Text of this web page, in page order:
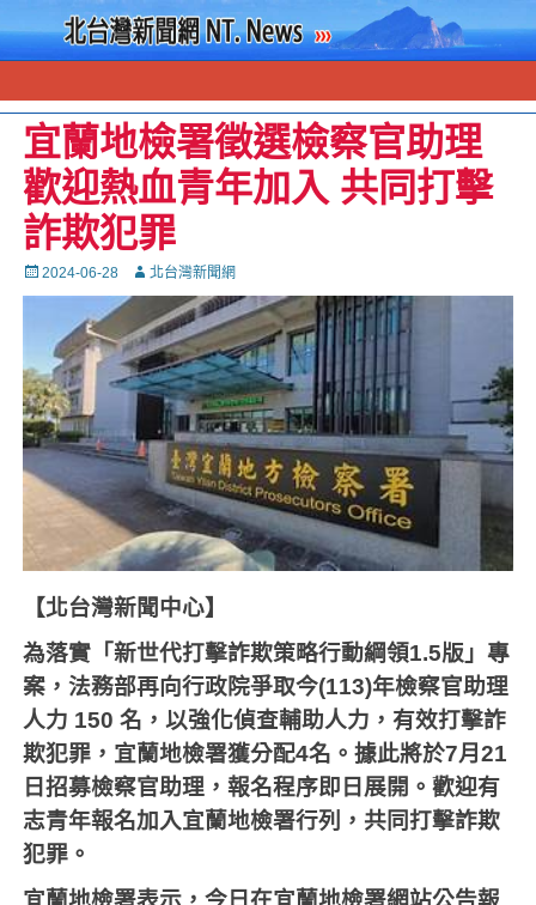
宜蘭地檢署徵選檢察官助理
歡迎熱血青年加入 共同打擊
詐欺犯罪
Posted
on
2024-06-28 Autor北台灣新聞網
【北台灣新聞中心】
為落實「新世代打擊詐欺策略行動綱領1.5版」專
案，法務部再向行政院爭取今(113)年檢察官助理
人力 150名，以強化偵查輔助人力，有效打擊詐
欺犯罪，宜蘭地檢署獲分配4名。據此將於7月21
日招募檢察官助理，報名程序即日展開。歡迎有
志青年報名加入宜蘭地檢署行列，共同打擊詐欺
犯罪。
宜蘭地檢署表示，今日在宜蘭地檢署網站公告報